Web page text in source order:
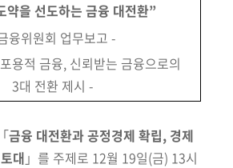
약을 선도하는 금융 대전환”
융위원회 업무보고 -
용적 금융, 신뢰받는 금융으로의
3대 전환 제시 -
금융 대전환과 공정경제 확립, 경제
대 」를 주제로 12월 19일(금) 13시